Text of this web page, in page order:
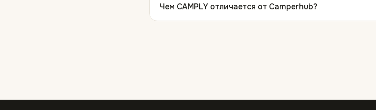
Чем CAMPLY отличается от Camperhub?